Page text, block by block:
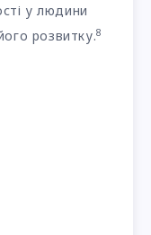
у людини
розвитку.8